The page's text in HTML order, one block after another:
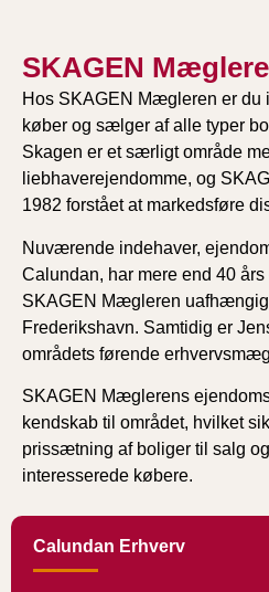
SKAGEN
Hos SKAGEN Mægleren er
køber og sælger af alle typer
Skagen er et særligt område
liebhaverejendomme, og
1982 forstået at markedsføre
Nuværende indehaver,
Calundan, har mere end 40
SKAGEN Mægleren
Frederikshavn. Samtidig er
områdets førende
SKAGEN Mæglerens
kendskab til området, hvilket
prissætning af boliger til salg
interesserede købere.
Calundan Erhverv